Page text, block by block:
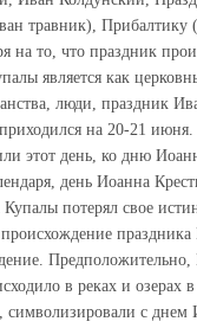
травник),
то, что праздник
является как
люди, праздник
на 20-21
этот день, ко дню
день Иоанна
потерял свое
в реках и озерах
с днем